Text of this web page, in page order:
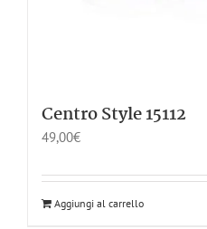
Centro Style 15112
49,00€
Aggiungi al carrello